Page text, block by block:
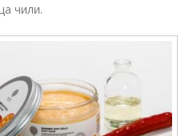
чили.